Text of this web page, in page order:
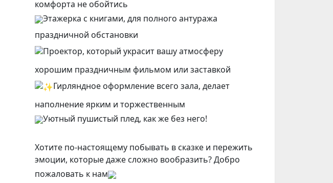
комфорта не обойтись
Этажерка с книгами, для полного антуража
праздничной обстановки
Проектор, который украсит вашу атмосферу
хорошим праздничным фильмом или заставкой
Гирляндное оформление всего зала, делает
наполнение ярким и торжественным
Уютный пушистый плед, как же без него!
Хотите по-настоящему побывать в сказке и пережить
эмоции, которые даже сложно вообразить? Добро
пожаловать к нам